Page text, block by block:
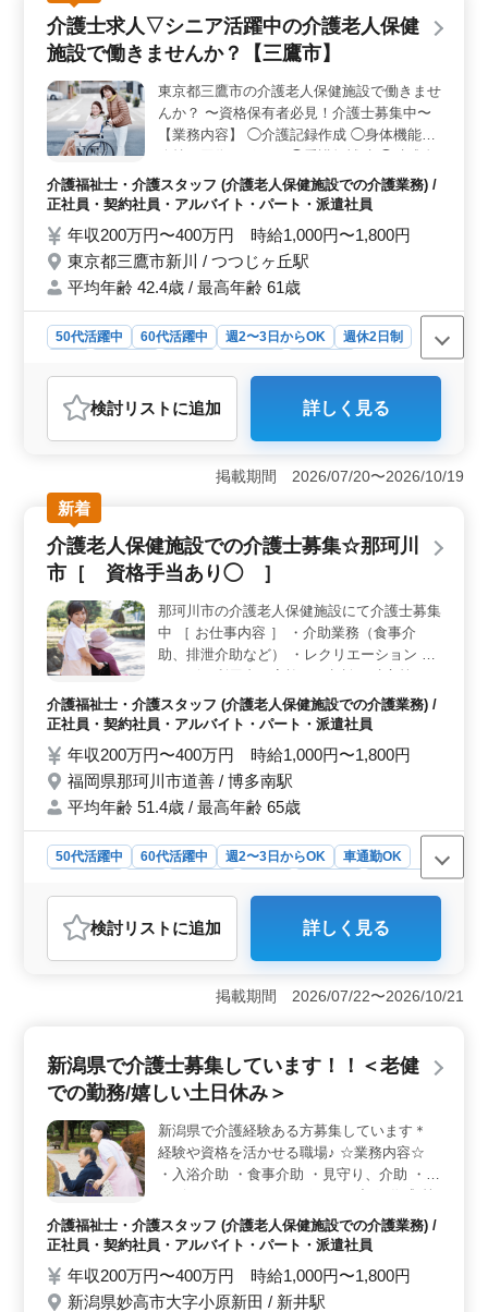
な施設で、一緒に働く介護のプロを募集していま
す。 ＜多彩な業務内容＞ 入居者の日常生活支援を
行うため看護師の補助や介護記録の作成、食事や排泄の
のコミュニケーションを大切にし、笑顔や温かさを届け
ることも重要な仕事の一つです。 ＜アクセス便利で
働きやすい環境＞ シフト制で週3日以上の勤務が可能な
のでライフスタイルに合わせた働き方ができます。施設
では働きやすい環境づくりにも力を入れており、スタッ
フ同士のコミュニケーションやフォロー体制も整ってい
ます。
介護士求人▽シニア活躍中の介護老人保健
施設で働きませんか？【三鷹市】
東京都三鷹市の介護老人保健施設で働きませ
んか？ 〜資格保有者必見！介護士募集中〜
【業務内容】 ◯介護記録作成 ◯身体機能の
業務 ◯介助業務（食事介助、排泄介助な
ど）など 【備考】 ◯社会保険完備 ◯シフ
ご応募お待ちしております！ まずはお気軽
にお問い合わせください♪
介護福祉士・介護スタッフ (介護老人保健施設での介護業務) /
正社員・契約社員・アルバイト・パート・派遣社員
年収200万円〜400万円 時給1,000円〜1,800円
東京都三鷹市新川 / つつじヶ丘駅
平均年齢 42.4歳 / 最高年齢 61歳
50代活躍中 60代活躍中 週2〜3日からOK
週休2日制
介護福祉士・介護スタッフ
おすすめポイント
＜働きやすい環境＞ 東京都三鷹市の介護老人保健施設
は社会保険完備で安定した雇用を提供しています。シフ
ト制度を導入し、週3日以上の相談も可能で週休二日制度
も整っています。これにより仕事とプライベートのバラ
ンスを取りやすい環境が整っています。 ＜多彩な業
務内容＞ 介護士としての基本業務に加えて介護記録作
成、身体機能の維持・回復サポート、看護師補助など多
ノトーンにならず、やりがいを感じながら成長できる環
境です。 ＜シニア活躍中＞ シニア層やベテランの
方々が、その経験と知識を活かしながらチームでサービ
スの質を高めています。新たな仲間との出会いや経験の
共有を通じて、より充実した職場環境を築くことができ
ます。
検討リスト に追加 詳しく見る
掲載期間 2026/07/20〜2026/10/19
新着
介護老人保健施設での介護士募集☆那珂川
市［ 資格手当あり◯ ］
那珂川市の介護老人保健施設にて介護士募集
中 ［ お仕事内容 ］ ・介助業務（食事介
助、排泄介助など） ・レクリエーション ・
備考 ］ ＊車通勤可能◎ ＊資格手当あり ま
ずはお気軽にお問い合わせ下さい♪
介護福祉士・介護スタッフ (介護老人保健施設での介護業務) /
正社員・契約社員・アルバイト・パート・派遣社員
年収200万円〜400万円 時給1,000円〜1,800円
福岡県那珂川市道善 / 博多南駅
平均年齢 51.4歳 / 最高年齢 65歳
50代活躍中 60代活躍中 週2〜3日からOK
車通勤OK
派遣社員
介護福祉士・介護スタッフ
おすすめポイント
＜募集職種と雇用形態＞ 介護老人保健施設での介護士
として、正社員からアルバイト・パート、派遣社員まで
多様な雇用形態が選択できます。柔軟な勤務スケジュー
からの車通勤も可能で、無料駐車場があります。交通の
利便性が高く、通勤ストレスを軽減できます。 ＜必
護経験が1年以上ある方にぴったりの求人です。資格手当
も支給され、スキルもしっかり評価しています。
検討リスト に追加 詳しく見る
掲載期間 2026/07/22〜2026/10/21
新潟県で介護士募集しています！！＜老健
での勤務/嬉しい土日休み＞
新潟県で介護経験ある方募集しています＊
経験や資格を活かせる職場♪ ☆業務内容☆
・入浴介助 ・食事介助 ・見守り、介助 ・リ
☆企業のポイント☆ ・年間休日118日 ・週
3〜勤務可能 メリハリをつけた働き方をした
ちしています☆ミ
介護福祉士・介護スタッフ (介護老人保健施設での介護業務) /
正社員・契約社員・アルバイト・パート・派遣社員
年収200万円〜400万円 時給1,000円〜1,800円
新潟県妙高市大字小原新田 / 新井駅